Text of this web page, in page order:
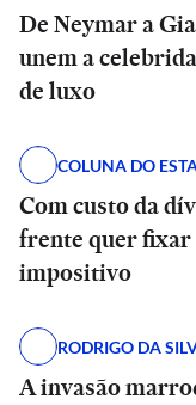
De Neymar a
unem a
de luxo
COLUNA DO
Com custo da
frente quer fixar
impositivo
RODRIGO DA
A invasão